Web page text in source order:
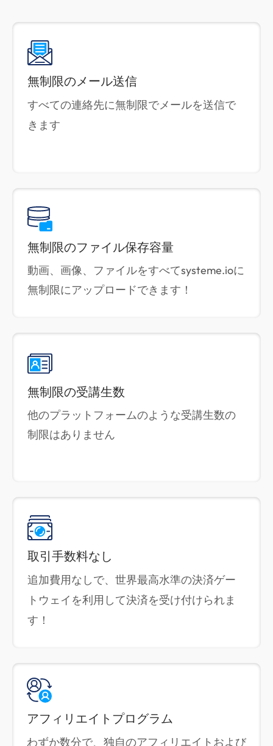
無制限のメール送信
すべての連絡先に無制限でメールを送信で
きます
無制限のファイル保存容量
動画、画像、ファイルをすべてsysteme.ioに
無制限にアップロードできます！
無制限の受講生数
他のプラットフォームのような受講生数の
制限はありません
取引手数料なし
追加費用なしで、世界最高水準の決済ゲー
トウェイを利用して決済を受け付けられま
す！
アフィリエイトプログラム
わずか数分で、独自のアフィリエイトおよび